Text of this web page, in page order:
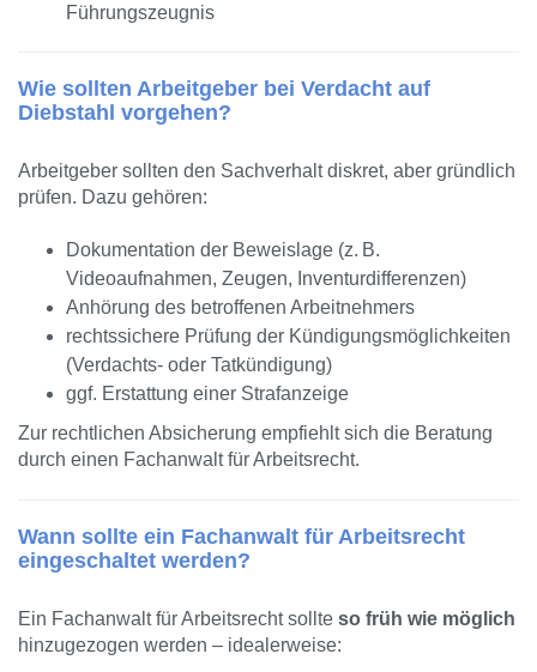
Führungszeugnis
Wie sollten Arbeitgeber bei Verdacht auf
Diebstahl vorgehen?
Arbeitgeber sollten den Sachverhalt diskret, aber gründlich
prüfen. Dazu gehören:
Dokumentation der Beweislage (z. B.
Videoaufnahmen, Zeugen, Inventurdifferenzen)
Anhörung des betroffenen Arbeitnehmers
rechtssichere Prüfung der Kündigungsmöglichkeiten
(Verdachts- oder Tatkündigung)
ggf. Erstattung einer Strafanzeige
Zur rechtlichen Absicherung empfiehlt sich die Beratung
durch einen Fachanwalt für Arbeitsrecht.
Wann sollte ein Fachanwalt für Arbeitsrecht
eingeschaltet werden?
Ein Fachanwalt für Arbeitsrecht sollte so früh wie möglich
hinzugezogen werden – idealerweise: